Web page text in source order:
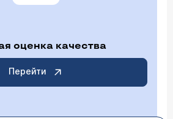
оценка качества
Перейти